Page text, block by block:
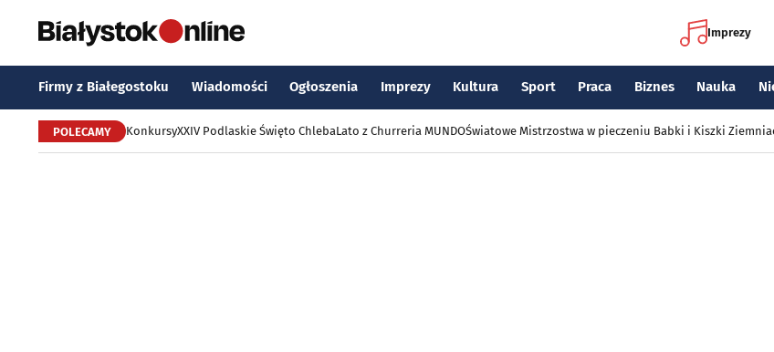
Imprezy
Firmy z Białegostoku Wiadomości Ogłoszenia Imprezy Kultura Sport Praca Biznes Nauka
POLECAMY KonkursyXXIV Podlaskie Święto ChlebaLato z Churreria MUNDOŚwiatowe Mistrzostwa w pieczeniu Babki i Kiszki